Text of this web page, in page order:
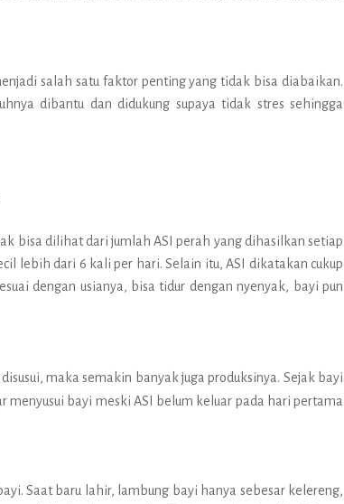
salah satu faktor penting yang tidak bisa diabaikan.
dibantu dan didukung supaya tidak stres sehingga
bisa dilihat dari jumlah ASI perah yang dihasilkan setiap
lebih dari 6 kali per hari. Selain itu, ASI dikatakan cukup
dengan usianya, bisa tidur dengan nyenyak, bayi pun
maka semakin banyak juga produksinya. Sejak bayi
bayi meski ASI belum keluar pada hari pertama
Saat baru lahir, lambung bayi hanya sebesar kelereng,